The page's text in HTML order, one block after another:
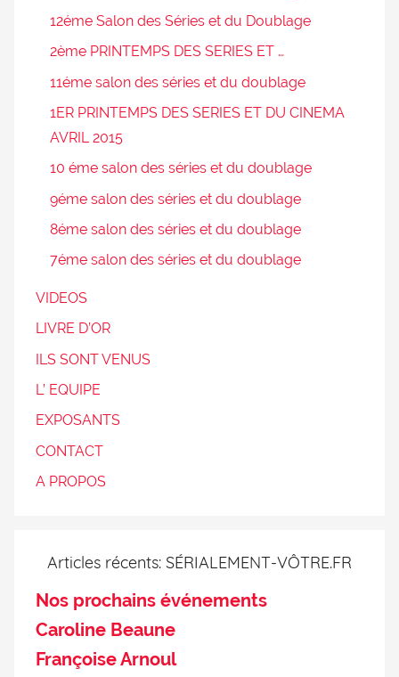
12éme Salon des Séries et du Doublage
2ème PRINTEMPS DES SERIES ET …
11éme salon des séries et du doublage
1ER PRINTEMPS DES SERIES ET DU CINEMA
AVRIL 2015
10 éme salon des séries et du doublage
9éme salon des séries et du doublage
8éme salon des séries et du doublage
7éme salon des séries et du doublage
VIDEOS
LIVRE D’OR
ILS SONT VENUS
L’ EQUIPE
EXPOSANTS
CONTACT
A PROPOS
Articles récents: SÉRIALEMENT-VÔTRE.FR
Nos prochains événements
Caroline Beaune
Françoise Arnoul